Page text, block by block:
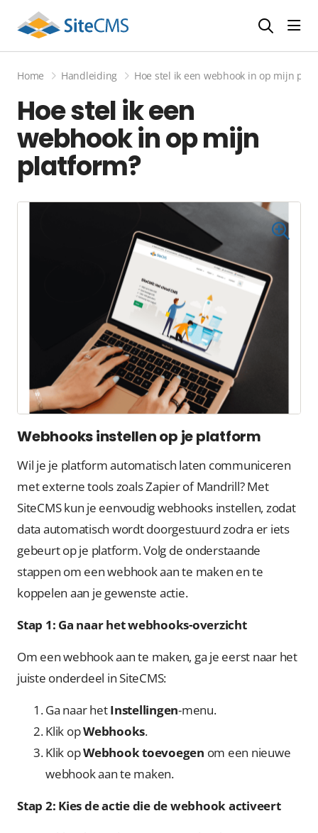
Home Handleiding Hoe stel ik een webhook in op mijn
Hoe stel ik een
webhook in op mijn
platform?
Webhooks instellen op je platform
Wil je je platform automatisch laten communiceren
met externe tools zoals Zapier of Mandrill? Met
SiteCMS kun je eenvoudig webhooks instellen, zodat
data automatisch wordt doorgestuurd zodra er iets
gebeurt op je platform. Volg de onderstaande
stappen om een webhook aan te maken en te
koppelen aan je gewenste actie.
Stap 1: Ga naar het webhooks-overzicht
Om een webhook aan te maken, ga je eerst naar het
juiste onderdeel in SiteCMS:
Ga naar hetInstellingen-menu.
Klik opWebhooks.
Klik opWebhook toevoegen om een nieuwe
webhook aan te maken.
Stap 2: Kies de actie die de webhook activeert